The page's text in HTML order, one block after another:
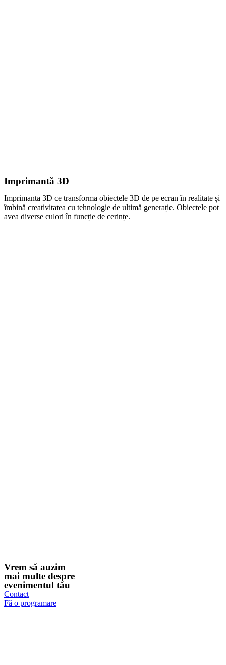
Imprimantă 3D
Imprimanta 3D ce transforma obiectele 3D de pe ecran în realitate și
îmbină creativitatea cu tehnologie de ultimă generație. Obiectele pot
avea diverse culori în funcție de cerințe.
Vrem să auzim
mai multe despre
evenimentul tău
Contact
Fă o programare